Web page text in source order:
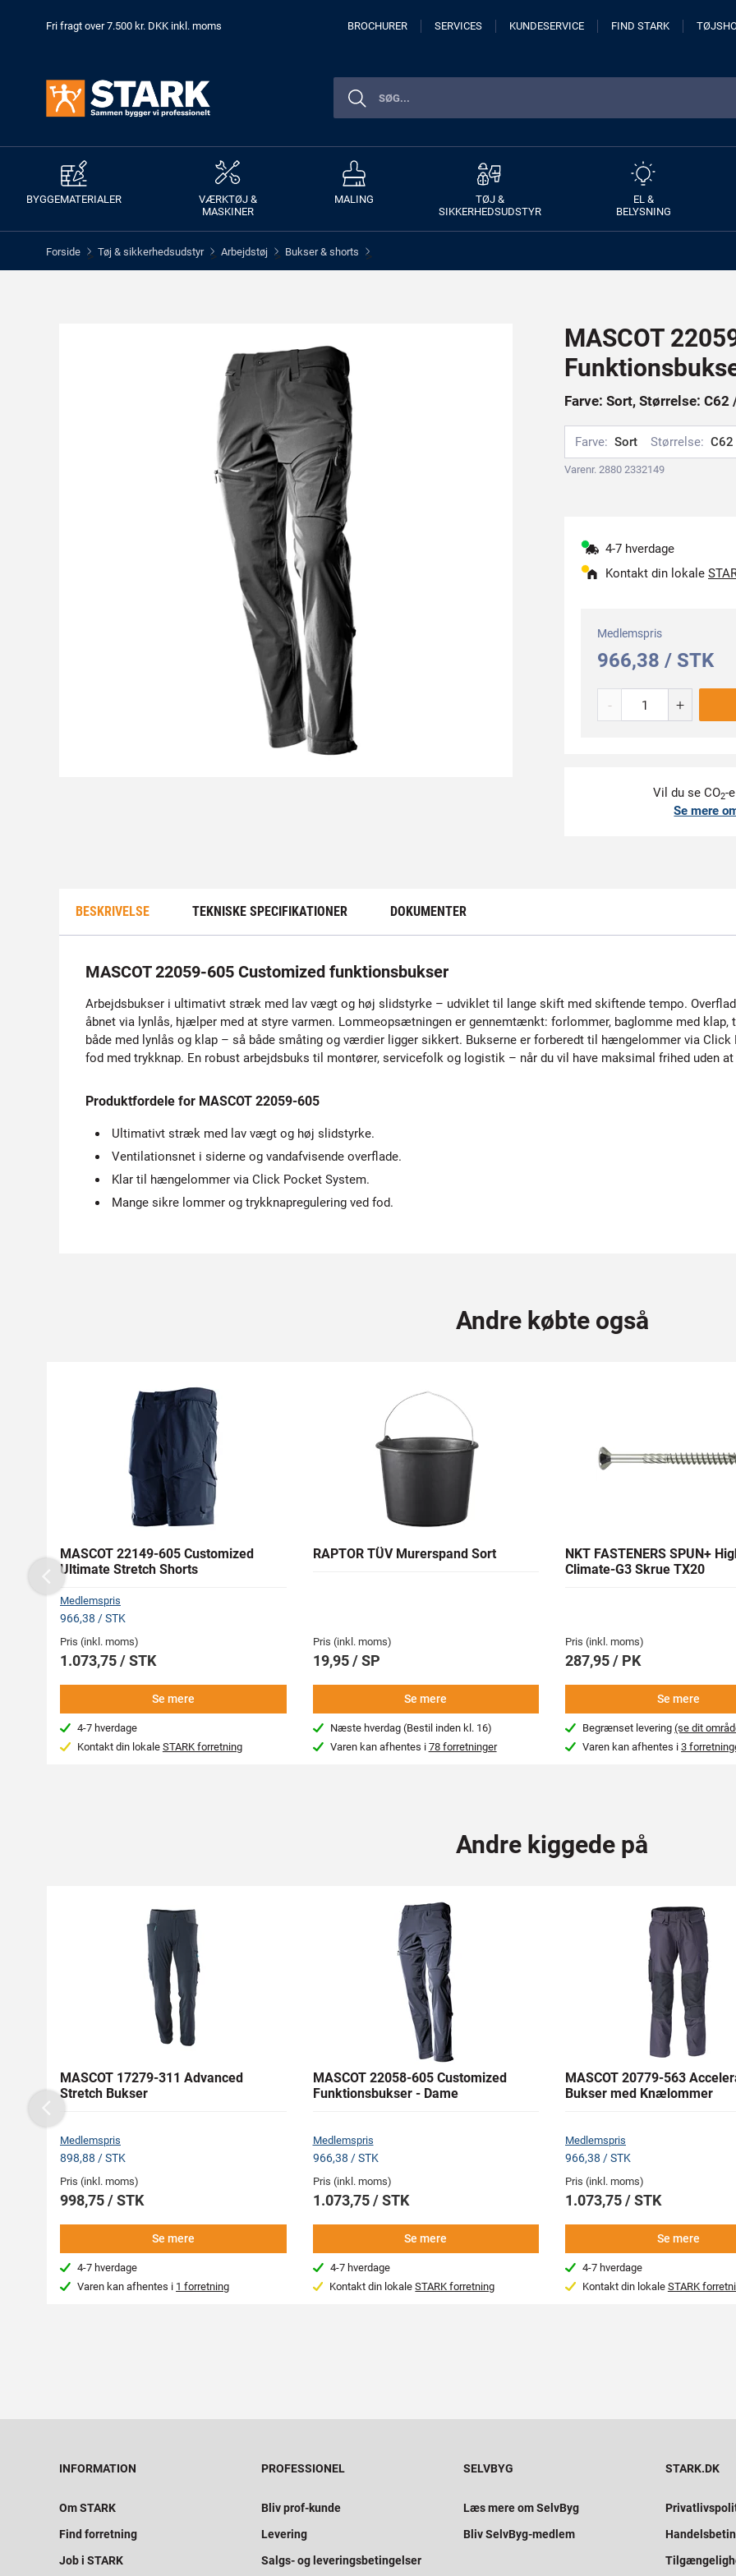
Fri fragt over 7.500 kr. DKK inkl. moms BROCHURER SERVICES KUNDESERVICE FIND STARK
BYGGEMATERIALER
VÆRKTØJ &
MASKINER
MALING
TØJ &
SIKKERHEDSUDSTYR
EL &
BELYSNING
Forside > Tøj & sikkerhedsudstyr > Arbejdstøj > Bukser & shorts >
MASCOT
Farve: Sort, Størrelse: C62
Farve: Sort Størrelse:
Varenr. 2880 2332149
4-7 hverdage
Kontakt din lokale
Medlemspris
966,38 / STK
- +
Vil du se CO2-
Se mere
BESKRIVELSE TEKNISKE SPECIFIKATIONER DOKUMENTER
MASCOT 22059-605 Customized funktionsbukser
Arbejdsbukser i ultimativt stræk med lav vægt og høj slidstyrke – udviklet til lange skift med skiftende tempo.
åbnet via lynlås, hjælper med at styre varmen. Lommeopsætningen er gennemtænkt: forlommer, baglomme med
både med lynlås og klap – så både småting og værdier ligger sikkert. Bukserne er forberedt til hængelommer via
fod med trykknap. En robust arbejdsbuks til montører, servicefolk og logistik – når du vil have maksimal frihed uden
Produktfordele for MASCOT 22059-605
Ultimativt stræk med lav vægt og høj slidstyrke.
Ventilationsnet i siderne og vandafvisende overflade.
Klar til hængelommer via Click Pocket System.
Mange sikre lommer og trykknapregulering ved fod.
Andre købte også
MASCOT 22149-605 Customized
Ultimate Stretch Shorts
Medlemspris
966,38 / STK
Pris (inkl. moms)
1.073,75 / STK
Se mere
4-7 hverdage
Kontakt din lokale STARK forretning
RAPTOR TÜV Murerspand Sort
Pris (inkl. moms)
19,95 / SP
Se mere
Næste hverdag (Bestil inden kl. 16)
Varen kan afhentes i 78 forretninger
NKT FASTENERS SPUN+
Climate-G3 Skrue TX20
Pris (inkl. moms)
287,95 / PK
Se mere
Begrænset levering(se dit
Varen kan afhentes i3
Previous
Andre kiggede på
MASCOT 17279-311 Advanced
Stretch Bukser
Medlemspris
898,88 / STK
Pris (inkl. moms)
998,75 / STK
Se mere
4-7 hverdage
Varen kan afhentes i 1 forretning
MASCOT 22058-605 Customized
Funktionsbukser - Dame
Medlemspris
966,38 / STK
Pris (inkl. moms)
1.073,75 / STK
Se mere
4-7 hverdage
Kontakt din lokaleSTARK forretning
MASCOT 20779-563
Bukser med Knælommer
Medlemspris
966,38 / STK
Pris (inkl. moms)
1.073,75 / STK
Se mere
4-7 hverdage
Kontakt din lokale STARK
Previous
INFORMATION
Om STARK
Find forretning
Job i STARK
PROFESSIONEL
Bliv prof-kunde
Levering
Salgs- og leveringsbetingelser
SELVBYG
Læs mere om SelvByg
Bliv SelvByg-medlem
STARK.DK